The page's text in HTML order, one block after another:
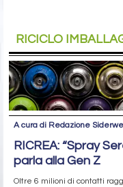
RICICLO
A cura di Redazione
RICREA: “Spray
parla alla Gen Z
Oltre 6 milioni di contatti